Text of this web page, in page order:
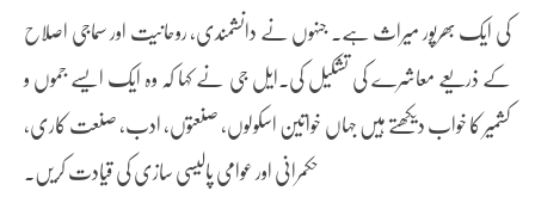
کی ایک بھرپور میراث ہے۔ جنہوں نے دانشمندی، روحانیت اور سماجی اصلاح
کے ذریعے معاشرے کی تشکیل کی۔ایل جی نے کہا کہ وہ ایک ایسے جموں و
کشمیر کا خواب دیکھتے ہیں جہاں خواتین اسکولوں، صنعتوں، ادب، صنعت کاری،
حکمرانی اور عوامی پالیسی سازی کی قیادت کریں۔